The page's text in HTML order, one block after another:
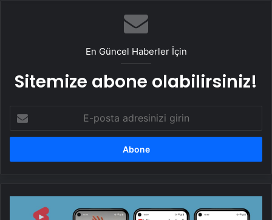
En Güncel Haberler İçin
Sitemize abone olabilirsiniz!
posta
adresinizi
Shorts'a